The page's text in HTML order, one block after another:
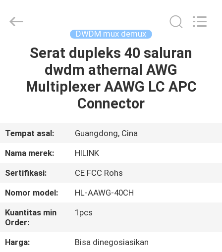
RUMAH
PRODUK
KAMI
PABRIK
KONTROL
KUALITAS
Technology
Co.,Ltd..
DWDM mux demux
Serat dupleks 40 saluran
dwdm athernal AWG
Multiplexer AAWG LC APC
Connector
Tempat asal:
Guangdong, Cina
Nama merek:
HILINK
Sertifikasi:
CE FCC Rohs
Nomor model:
HL-AAWG-40CH
Kuantitas min
Order:
1pcs
Harga:
Bisa dinegosiasikan